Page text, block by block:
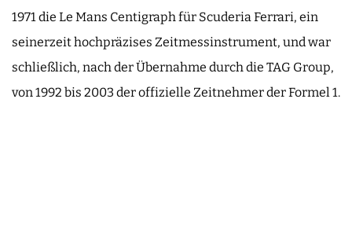
1971 die Le Mans Centigraph für Scuderia Ferrari, ein
seinerzeit hochpräzises Zeitmessinstrument, und war
schließlich, nach der Übernahme durch die TAG Group,
von 1992 bis 2003 der offizielle Zeitnehmer der Formel 1.